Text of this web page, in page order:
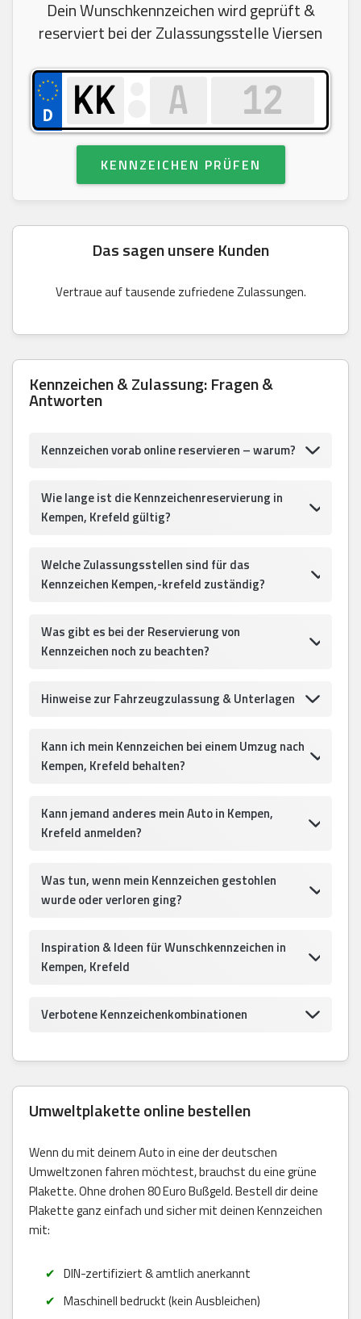
Dein Wunschkennzeichen wird geprüft &
reserviert bei der Zulassungsstelle Viersen
KENNZEICHEN PRÜFEN
Das sagen unsere Kunden
Vertraue auf tausende zufriedene Zulassungen.
Kennzeichen & Zulassung: Fragen &
Antworten
Kennzeichen vorab online reservieren – warum?
Wie lange ist die Kennzeichenreservierung in
Kempen, Krefeld gültig?
Welche Zulassungsstellen sind für das
Kennzeichen Kempen,-krefeld zuständig?
Was gibt es bei der Reservierung von
Kennzeichen noch zu beachten?
Hinweise zur Fahrzeugzulassung & Unterlagen
Kann ich mein Kennzeichen bei einem Umzug nach
Kempen, Krefeld behalten?
Kann jemand anderes mein Auto in Kempen,
Krefeld anmelden?
Was tun, wenn mein Kennzeichen gestohlen
wurde oder verloren ging?
Inspiration & Ideen für Wunschkennzeichen in
Kempen, Krefeld
Verbotene Kennzeichenkombinationen
Umweltplakette online bestellen
Wenn du mit deinem Auto in eine der deutschen
Umweltzonen fahren möchtest, brauchst du eine grüne
Plakette. Ohne drohen 80 Euro Bußgeld. Bestell dir deine
Plakette ganz einfach und sicher mit deinen Kennzeichen
mit:
DIN-zertifiziert & amtlich anerkannt
Maschinell bedruckt (kein Ausbleichen)